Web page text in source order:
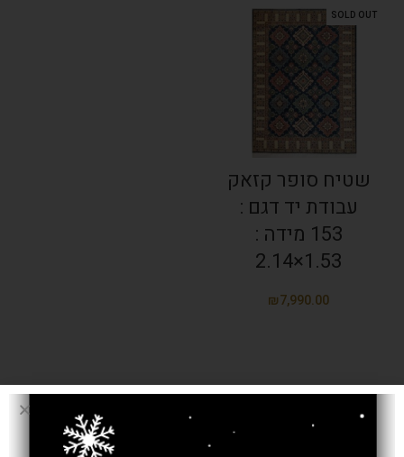
SOLD OUT
שטיח סופר קזאק
עבודת יד דגם :
153 מידה :
1.53×2.14
₪